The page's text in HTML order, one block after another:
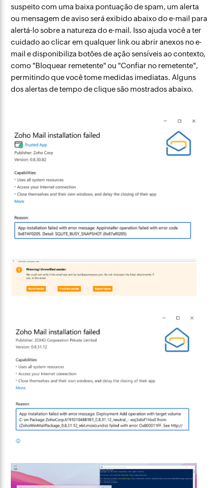
suspeito com uma baixa pontuação de spam, um alerta
ou mensagem de aviso será exibido abaixo do e-mail para
alertá-lo sobre a natureza do e-mail. Isso ajuda você a ter
cuidado ao clicar em qualquer link ou abrir anexos no e-
mail e disponibiliza botões de ação sensíveis ao contexto,
como "Bloquear remetente" ou "Confiar no remetente",
permitindo que você tome medidas imediatas. Alguns
dos alertas de tempo de clique são mostrados abaixo.